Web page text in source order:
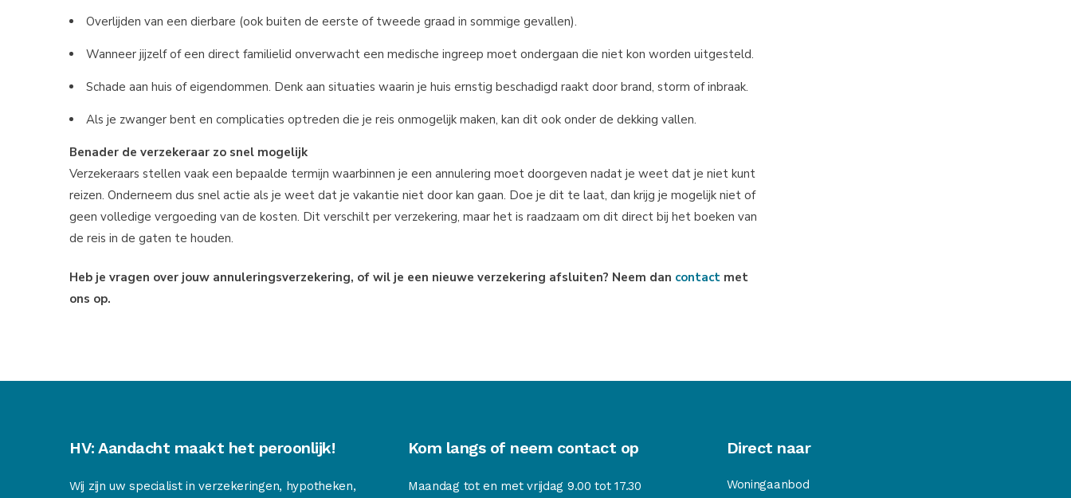
Overlijden van een dierbare (ook buiten de eerste of tweede graad in sommige gevallen).
Wanneer jijzelf of een direct familielid onverwacht een medische ingreep moet ondergaan die niet kon worden uitgesteld.
Schade aan huis of eigendommen. Denk aan situaties waarin je huis ernstig beschadigd raakt door brand, storm of inbraak.
Als je zwanger bent en complicaties optreden die je reis onmogelijk maken, kan dit ook onder de dekking vallen.
Benader de verzekeraar zo snel mogelijk
Verzekeraars stellen vaak een bepaalde termijn waarbinnen je een annulering moet doorgeven nadat je weet dat je niet kunt
reizen. Onderneem dus snel actie als je weet dat je vakantie niet door kan gaan. Doe je dit te laat, dan krijg je mogelijk niet of
geen volledige vergoeding van de kosten. Dit verschilt per verzekering, maar het is raadzaam om dit direct bij het boeken van
de reis in de gaten te houden.
Heb je vragen over jouw annuleringsverzekering, of wil je een nieuwe verzekering afsluiten? Neem dan contact met
ons op.
HV: Aandacht maakt het peroonlijk!
Wij zijn uw specialist in verzekeringen, hypotheken,
Kom langs of neem contact op
Maandag tot en met vrijdag 9.00 tot 17.30
Direct naar
Woningaanbod